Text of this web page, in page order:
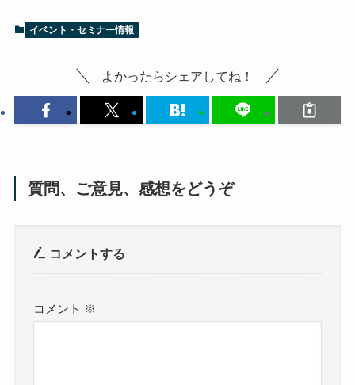
イベント・セミナー情報
よかったらシェアしてね！
質問、ご意見、感想をどうぞ
コメントする
コメント ※